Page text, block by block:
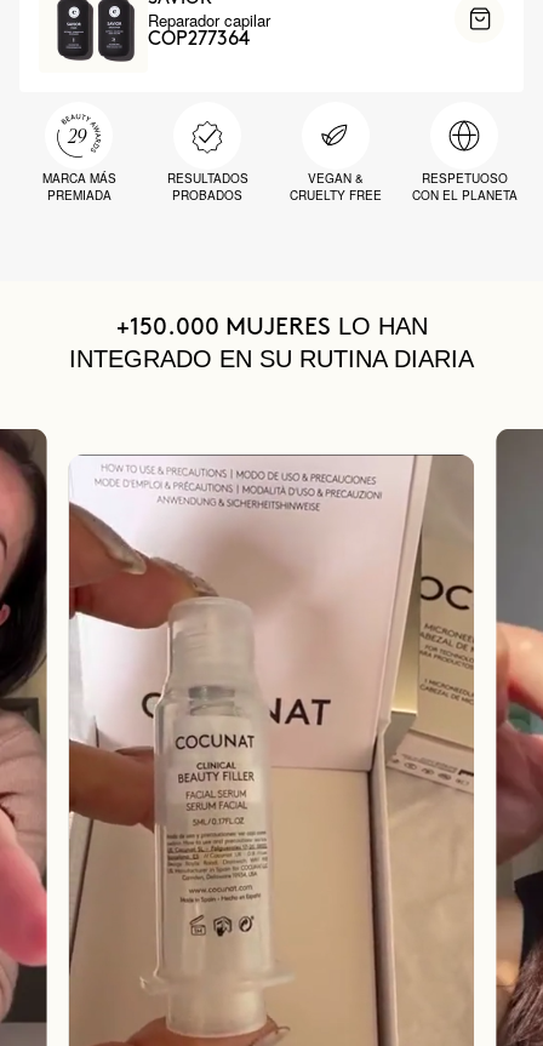
Reparador capilar
COP277364
MARCA MÁS
PREMIADA
RESULTADOS
PROBADOS
VEGAN &
CRUELTY FREE
RESPETUOSO
CON EL PLANETA
+150.000 MUJERES LO HAN
INTEGRADO EN SU RUTINA DIARIA